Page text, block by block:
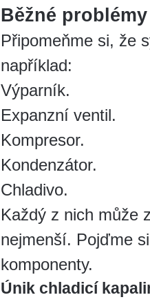
Běžné
Připomeňme si, že
například:
Výparník.
Expanzní ventil.
Kompresor.
Kondenzátor.
Chladivo.
Každý z nich může
nejmenší. Pojďme
komponenty.
Únik chladicí